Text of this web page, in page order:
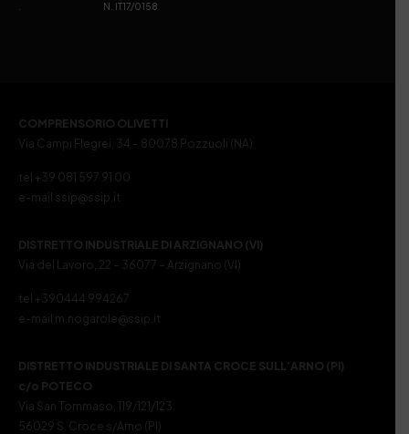
. N. IT17/0158
COMPRENSORIO OLIVETTI
Via Campi Flegrei, 34 – 80078 Pozzuoli (NA)
tel +39 081 597 91 00
e-mail ssip@ssip.it
DISTRETTO INDUSTRIALE DI ARZIGNANO (VI)
Via del Lavoro, 22 – 36077 – Arzignano (VI)
tel +390444 994267
e-mail m.nogarole@ssip.it
DISTRETTO INDUSTRIALE DI SANTA CROCE SULL’ARNO (PI)
c/o POTECO
Via San Tommaso, 119/121/123
56029 S. Croce s/Arno (PI)